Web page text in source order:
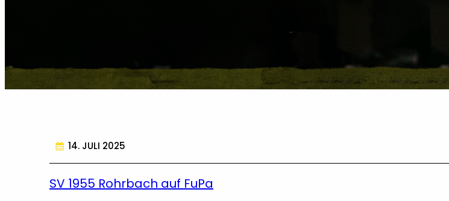
14. JULI 2025
SV 1955 Rohrbach auf FuPa